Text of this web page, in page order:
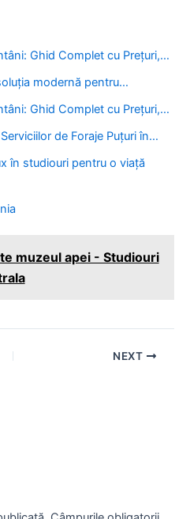
Ghid Complet cu Prețuri,…
modernă pentru…
Ghid Complet cu Prețuri,…
de Foraje Puțuri în…
în studiouri pentru o viață
muzeul apei - Studiouri
NEXT